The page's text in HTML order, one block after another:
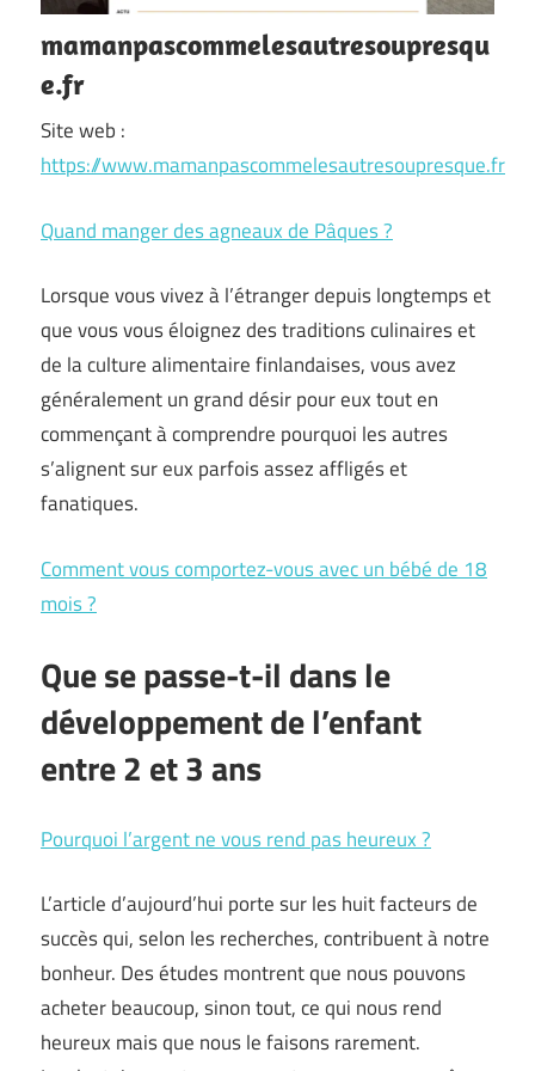
mamanpascommelesautresoupresqu
e.fr
Site web :
https://www.mamanpascommelesautresoupresque.fr
Quand manger des agneaux de Pâques ?
Lorsque vous vivez à l’étranger depuis longtemps et
que vous vous éloignez des traditions culinaires et
de la culture alimentaire finlandaises, vous avez
généralement un grand désir pour eux tout en
commençant à comprendre pourquoi les autres
s’alignent sur eux parfois assez affligés et
fanatiques.
Comment vous comportez-vous avec un bébé de 18
mois ?
Que se passe-t-il dans le
développement de l’enfant
entre 2 et 3 ans
Pourquoi l’argent ne vous rend pas heureux ?
L’article d’aujourd’hui porte sur les huit facteurs de
succès qui, selon les recherches, contribuent à notre
bonheur. Des études montrent que nous pouvons
acheter beaucoup, sinon tout, ce qui nous rend
heureux mais que nous le faisons rarement.